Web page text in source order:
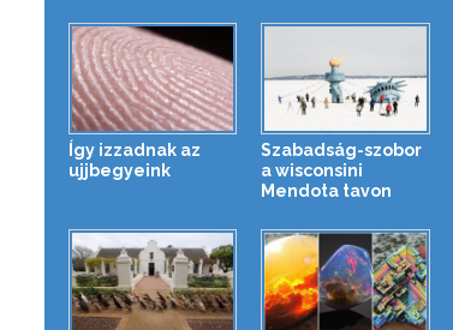
Így izzadnak az
ujjbegyeink
Szabadság-szobor
a wisconsini
Mendota tavon